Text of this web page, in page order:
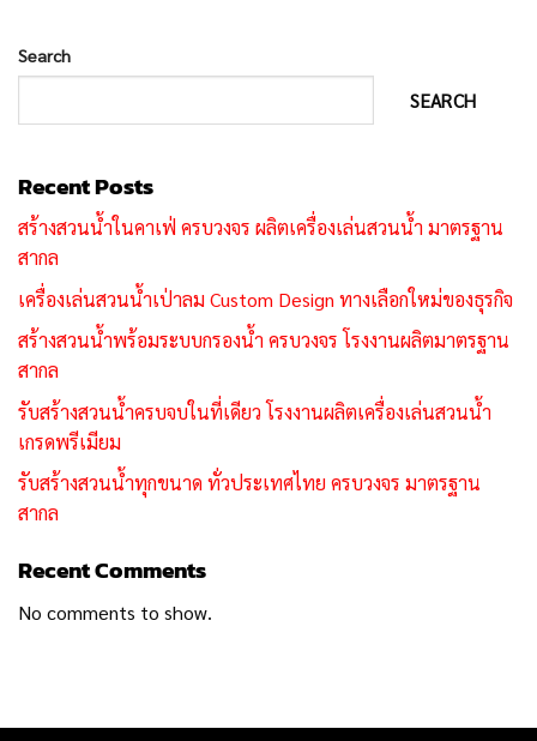
Search
SEARCH
Recent Posts
สร้างสวนน้ำในคาเฟ่ ครบวงจร ผลิตเครื่องเล่นสวนน้ำ มาตรฐาน
สากล
เครื่องเล่นสวนน้ำเป่าลม Custom Design ทางเลือกใหม่ของธุรกิจ
สร้างสวนน้ำพร้อมระบบกรองน้ำ ครบวงจร โรงงานผลิตมาตรฐาน
สากล
รับสร้างสวนน้ำครบจบในที่เดียว โรงงานผลิตเครื่องเล่นสวนน้ำ
เกรดพรีเมียม
รับสร้างสวนน้ำทุกขนาด ทั่วประเทศไทย ครบวงจร มาตรฐาน
สากล
Recent Comments
No comments to show.